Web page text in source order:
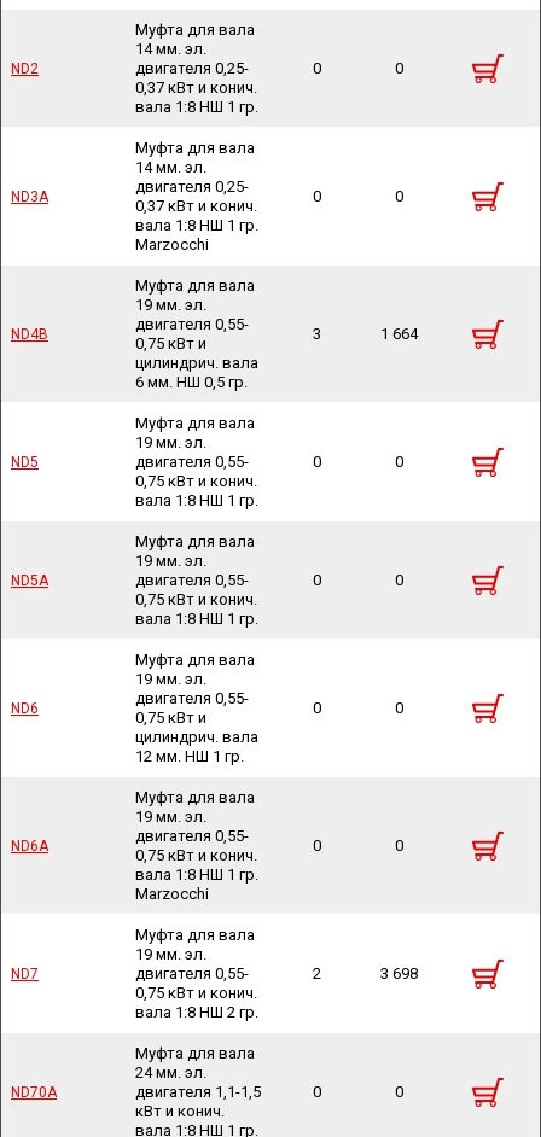
ND2
Муфта для вала
14 мм. эл.
двигателя 0,25-
0,37 кВт и конич.
вала 1:8 НШ 1 гр.
0 0
ND3A
Муфта для вала
14 мм. эл.
двигателя 0,25-
0,37 кВт и конич.
вала 1:8 НШ 1 гр.
Marzocchi
0 0
ND4B
Муфта для вала
19 мм. эл.
двигателя 0,55-
0,75 кВт и
цилиндрич. вала
6 мм. НШ 0,5 гр.
3 1 664
ND5
Муфта для вала
19 мм. эл.
двигателя 0,55-
0,75 кВт и конич.
вала 1:8 НШ 1 гр.
0 0
ND5A
Муфта для вала
19 мм. эл.
двигателя 0,55-
0,75 кВт и конич.
вала 1:8 НШ 1 гр.
0 0
ND6
Муфта для вала
19 мм. эл.
двигателя 0,55-
0,75 кВт и
цилиндрич. вала
12 мм. НШ 1 гр.
0 0
ND6A
Муфта для вала
19 мм. эл.
двигателя 0,55-
0,75 кВт и конич.
вала 1:8 НШ 1 гр.
Marzocchi
0 0
ND7
Муфта для вала
19 мм. эл.
двигателя 0,55-
0,75 кВт и конич.
вала 1:8 НШ 2 гр.
2 3 698
ND70A
Муфта для вала
24 мм. эл.
двигателя 1,1-1,5
кВт и конич.
вала 1:8 НШ 1 гр.
0 0
ND2
ND3A
ND4B
ND5
ND5A
ND6
ND6A
ND7
ND70A